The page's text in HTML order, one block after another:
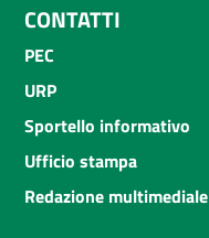
CONTATTI
PEC
URP
Sportello informativo
Ufficio stampa
Redazione multimediale